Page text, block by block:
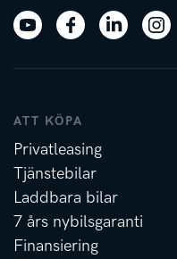
ATT KÖPA
Privatleasing
Tjänstebilar
Laddbara bilar
7 års nybilsgaranti
Finansiering